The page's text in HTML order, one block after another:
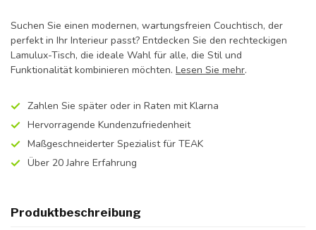
Suchen Sie einen modernen, wartungsfreien Couchtisch, der
perfekt in Ihr Interieur passt? Entdecken Sie den rechteckigen
Lamulux-Tisch, die ideale Wahl für alle, die Stil und
Funktionalität kombinieren möchten. Lesen Sie mehr.
Zahlen Sie später oder in Raten mit Klarna
Hervorragende Kundenzufriedenheit
Maßgeschneiderter Spezialist für TEAK
Über 20 Jahre Erfahrung
Produktbeschreibung